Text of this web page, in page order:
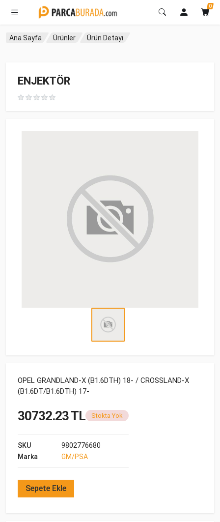
0
Ana Sayfa Ürünler Ürün Detayı
ENJEKTÖR
OPEL GRANDLAND-X (B1.6DTH) 18- / CROSSLAND-X
(B1.6DT/B1.6DTH) 17-
30732.23 TL Stokta Yok
SKU
9802776680
Marka
GM/PSA
Sepete Ekle